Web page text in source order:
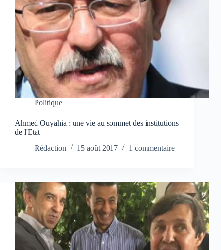
Politique
Ahmed Ouyahia : une vie au sommet des institutions
de l'Etat
Rédaction
15 août 2017 1 commentaire